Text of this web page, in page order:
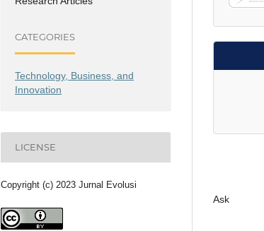
CATEGORIES
Technology, Business, and
Innovation
LICENSE
Copyright (c) 2023 Jurnal Evolusi
Ask